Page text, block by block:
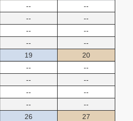
--
--
--
--
--
--
--
--
19
--
--
--
--
20
--
--
--
--
26
27